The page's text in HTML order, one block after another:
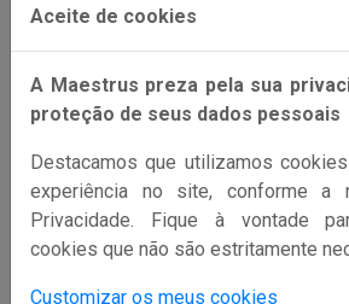
últimas notícias de seu Blog.
IMAGEM 6.2
Aceite de cookies
A Maestrus preza pela sua
proteção de seus dados pessoais
Destacamos que utilizamos
experiência no site, conforme a
Privacidade. Fique à vontade
cookies que não são estritamente
Customizar os meus cookies